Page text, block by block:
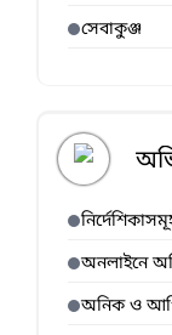
সেবাকুঞ্জ
অনলাইনে
অনিক ও